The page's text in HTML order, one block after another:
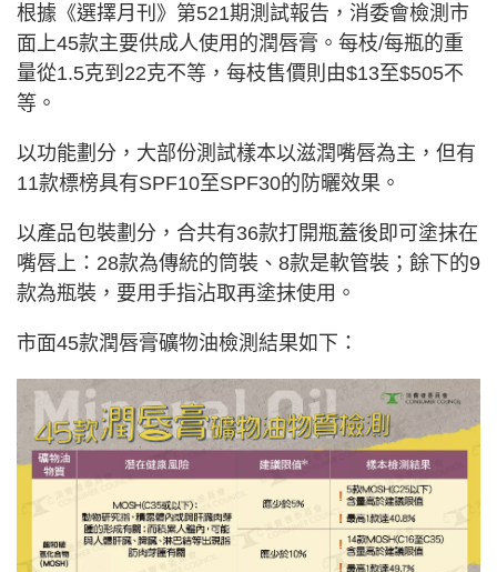
根據《選擇月刊》第521期測試報告，消委會檢測市
面上45款主要供成人使用的潤唇膏。每枝/每瓶的重
量從1.5克到22克不等，每枝售價則由$13至$505不
等。
以功能劃分，大部份測試樣本以滋潤嘴唇為主，但有
11款標榜具有SPF10至SPF30的防曬效果。
以產品包裝劃分，合共有36款打開瓶蓋後即可塗抹在
嘴唇上：28款為傳統的筒裝、8款是軟管裝；餘下的9
款為瓶裝，要用手指沾取再塗抹使用。
市面45款潤唇膏礦物油檢測結果如下：